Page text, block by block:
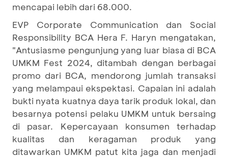
mencapai lebih dari 68.000.
EVP Corporate Communication dan Social
Responsibility BCA Hera F. Haryn mengatakan,
"Antusiasme pengunjung yang luar biasa di BCA
UMKM Fest 2024, ditambah dengan berbagai
promo dari BCA, mendorong jumlah transaksi
yang melampaui ekspektasi. Capaian ini adalah
bukti nyata kuatnya daya tarik produk lokal, dan
besarnya potensi pelaku UMKM untuk bersaing
di pasar. Kepercayaan konsumen terhadap
kualitas dan keragaman produk yang
ditawarkan UMKM patut kita jaga dan menjadi